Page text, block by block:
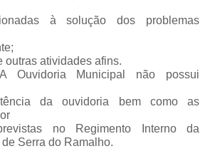
à solução dos problemas
outras atividades afins.
Ouvidoria Municipal não possui
da ouvidoria bem como as
no Regimento Interno da
Serra do Ramalho.